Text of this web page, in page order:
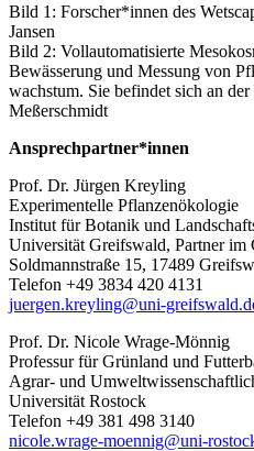
Bild 1: Forscher*innen des
Jansen
Bild 2: Vollautomatisierte
Bewässerung und Messung von
wachstum. Sie befindet sich an
Meßerschmidt
Ansprechpartner*innen
Prof. Dr. Jürgen Kreyling
Experimentelle Pflanzenökologie
Institut für Botanik und
Universität Greifswald, Partner
Soldmannstraße 15, 17489
Telefon +49 3834 420 4131
juergen.kreyling@uni-greifswald
Prof. Dr. Nicole Wrage-Mönnig
Professur für Grünland und
Agrar- und
Universität Rostock
Telefon +49 381 498 3140
nicole.wrage-moennig@uni-